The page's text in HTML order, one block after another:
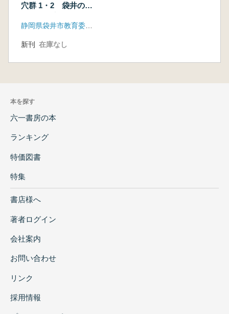
穴群 1・2 袋井の群
る(3)
新刊 在庫なし
本を探す
六一書房の本
ランキング
特価図書
特集
書店様へ
著者ログイン
会社案内
お問い合わせ
リンク
採用情報